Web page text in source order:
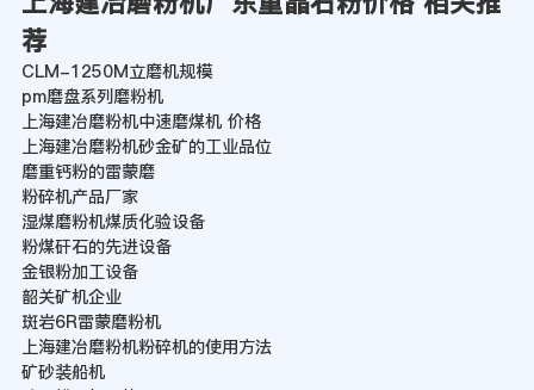
荐
CLM-1250M立磨机规模
pm磨盘系列磨粉机
上海建冶磨粉机中速磨煤机 价格
上海建冶磨粉机砂金矿的工业品位
磨重钙粉的雷蒙磨
粉碎机产品厂家
湿煤磨粉机煤质化验设备
粉煤矸石的先进设备
金银粉加工设备
韶关矿机企业
斑岩6R雷蒙磨粉机
上海建冶磨粉机粉碎机的使用方法
矿砂装船机